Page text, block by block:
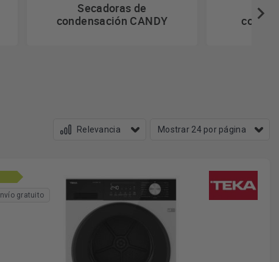
Secadoras de
condensación CANDY
gratuito